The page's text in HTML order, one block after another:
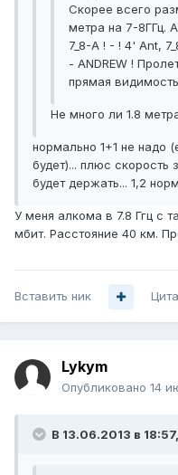
Скорее всего
метра на 7-8ГГц.
7_8-A ! - ! 4' Ant,
- ANDREW !
прямая
Не много ли 1.8
нормально 1+1 не надо
будет)... плюс
будет держать... 1,2
У меня алкома в 7.8 Ггц с
мбит. Расстояние 40 км.
Вставить ник
Lykym
Опубликовано 14
В 13.06.2013 в